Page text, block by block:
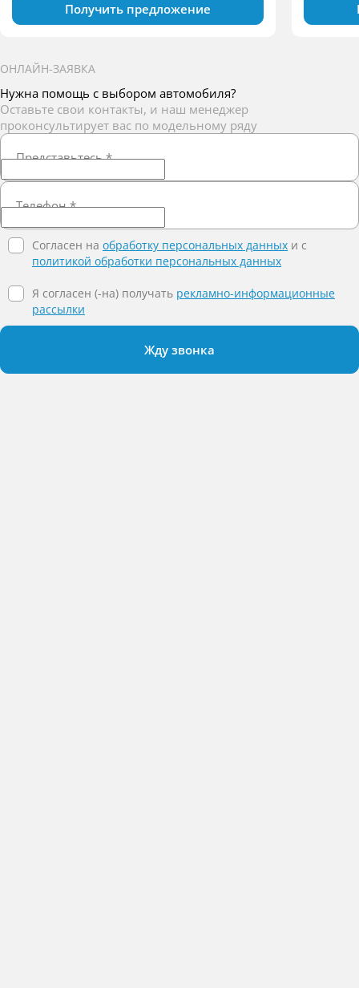
Получить предложение
ОНЛАЙН-ЗАЯВКА
Нужна помощь с выбором автомобиля?
Оставьте свои контакты, и наш менеджер
проконсультирует вас по модельному ряду
Представьтесь*
Телефон*
Согласен на обработку персональных данных и c
политикой обработки персональных данных
Я согласен (-на) получать рекламно-информационные
рассылки
Жду звонка